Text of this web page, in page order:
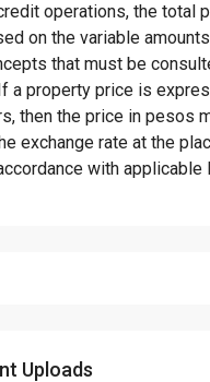
operations, the total
on the variable
that must be
a property price is
then the price in pesos
exchange rate at the
with applicable
Uploads